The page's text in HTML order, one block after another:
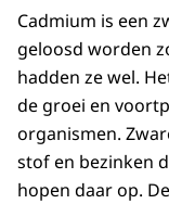
Cadmium is een
geloosd worden
hadden ze wel.
de groei en
organismen.
stof en bezinken
hopen daar op.